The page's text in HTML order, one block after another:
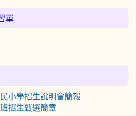
單
小學招生說明會簡報
招生甄選簡章